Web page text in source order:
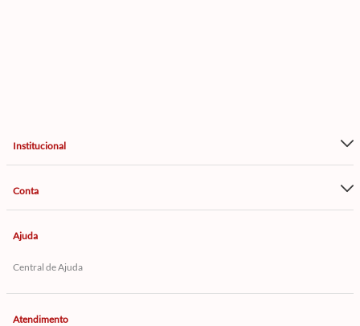
Institucional
Conta
Ajuda
Central de Ajuda
Atendimento